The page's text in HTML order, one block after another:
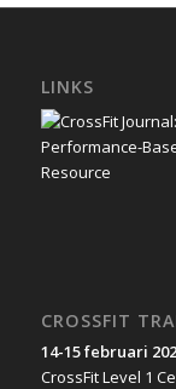
LINKS
CROSSFIT
14-15 februari
CrossFit Level 1